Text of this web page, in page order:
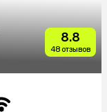
8.8
48 отзывов